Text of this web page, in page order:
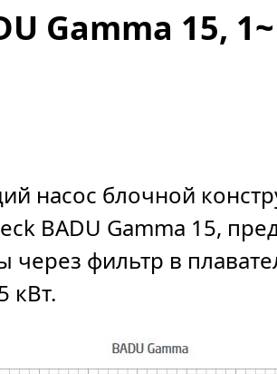
Gamma 15,
насос блочной
BADU Gamma 15,
через фильтр в
кВт.